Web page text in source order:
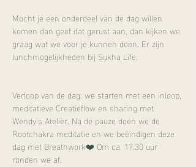
Mocht je een onderdeel van de dag willen
komen dan geef dat gerust aan, dan kijken we
graag wat we voor je kunnen doen. Er zijn
lunchmogelijkheden bij Sukha Life.
Verloop van de dag: we starten met een inloop,
meditatieve Creatieflow en sharing met
Wendy's Atelier. Na de pauze doen we de
Rootchakra meditatie en we beëindigen deze
dag met Breathwork❤️ Om ca. 17.30 uur
ronden we af.